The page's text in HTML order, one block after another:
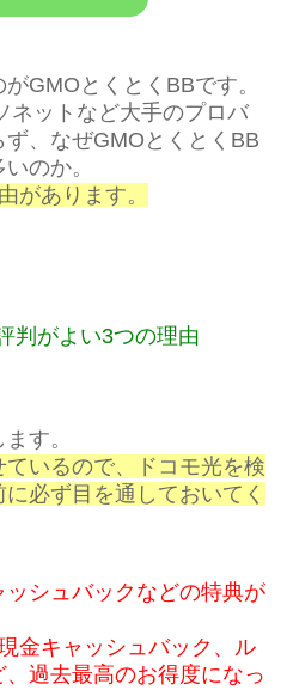
GMOとくとくBBです。
ネットなど大手のプロバ
、なぜGMOとくとくBB
のか。
があります。
判がよい3つの理由
す。
いるので、ドコモ光を検
必ず目を通しておいてく
シュバックなどの特典が
金キャッシュバック、ル
過去最高のお得度になっ